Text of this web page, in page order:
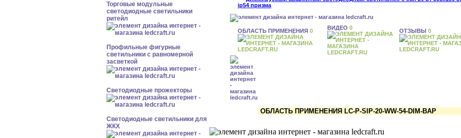
Торговые модульные
светодиодные светильники
ритейл
Профильные фигурные
светильники с равномерной
засветкой
Светодиодные прожекторы
Светодиодные светильники для
ЖКХ
ОБЛАСТЬ ПРИМЕНЕНИЯ 0 ВИДЕО 0 ОТЗЫВЫ 0
ОБЛАСТЬ ПРИМЕНЕНИЯ LC-P-SIP-20-WW-54-DIM-BAP